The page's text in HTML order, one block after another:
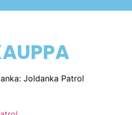
Joldanka Patrol